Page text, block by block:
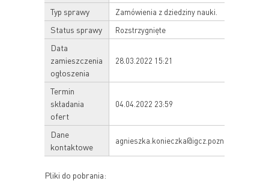
Typ sprawy Zamówienia z dziedziny nauki.
Status sprawy Rozstrzygnięte
Data
zamieszczenia
ogłoszenia
28.03.2022 15:21
Termin
składania
ofert
04.04.2022 23:59
Dane
kontaktowe
agnieszka.konieczka@igcz.poznan.pl
Pliki do pobrania: